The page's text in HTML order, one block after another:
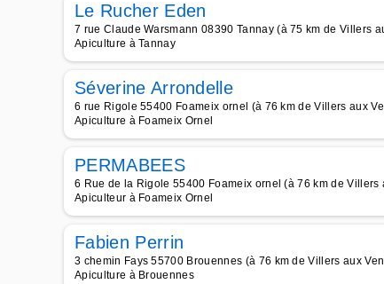
Le Rucher Eden
7 rue Claude Warsmann 08390 Tannay (à 75 km de Villers
Apiculture à Tannay
Séverine Arrondelle
6 rue Rigole 55400 Foameix ornel (à 76 km de Villers aux
Apiculture à Foameix Ornel
PERMABEES
6 Rue de la Rigole 55400 Foameix ornel (à 76 km de Villers
Apiculteur à Foameix Ornel
Fabien Perrin
3 chemin Fays 55700 Brouennes (à 76 km de Villers aux
Apiculture à Brouennes